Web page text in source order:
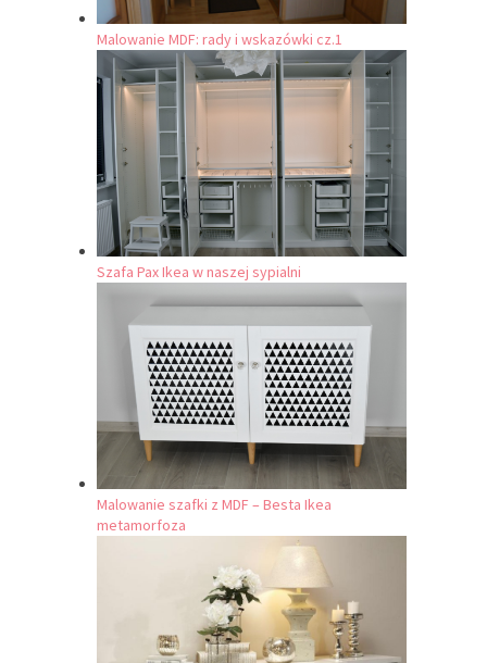
Malowanie MDF: rady i wskazówki cz.1
Szafa Pax Ikea w naszej sypialni
Malowanie szafki z MDF – Besta Ikea
metamorfoza